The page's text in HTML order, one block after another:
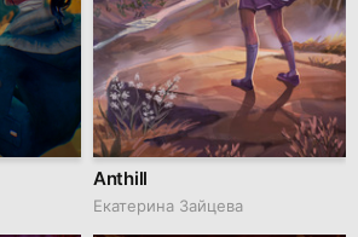
Anthill
Екатерина Зайцева